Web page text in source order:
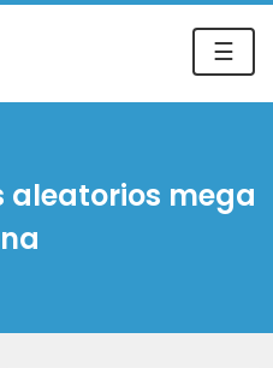
☰
aleatorios mega